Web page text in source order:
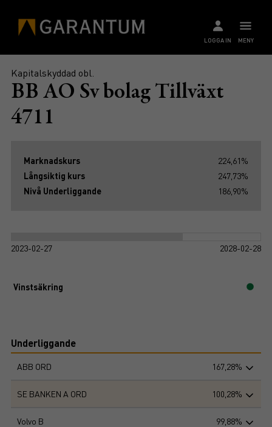
MENY
LOGGA IN
Kapitalskyddad obl.
BB AO Sv bolag Tillväxt
4711
Marknadskurs
224,61%
Långsiktig kurs
247,73%
Nivå Underliggande
186,90%
2023-02-27 2028-02-28
Vinstsäkring
Underliggande
ABB ORD 167,28%
SE BANKEN A ORD 100,28%
Volvo B 99,88%